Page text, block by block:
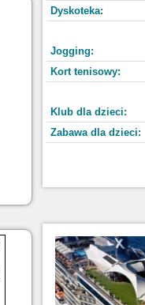
Dyskoteka:
Jogging:
Kort tenisowy:
Klub dla dzieci:
Zabawa dla dzieci: